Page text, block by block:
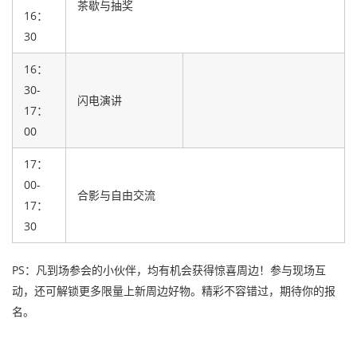
16：
30
茶歇与抽奖
16：
30-
17：
00
闪电演讲
17：
00-
17：
30
合影与自由交流
PS：凡到场参会的小伙伴，均有机会获得惊喜周边！参与现场互
动，还可解锁更多限量上新周边好物。精彩不容错过，期待你的报
名。